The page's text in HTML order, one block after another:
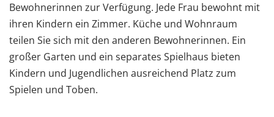
Bewohnerinnen zur Verfügung. Jede Frau bewohnt mit
ihren Kindern ein Zimmer. Küche und Wohnraum
teilen Sie sich mit den anderen Bewohnerinnen. Ein
großer Garten und ein separates Spielhaus bieten
Kindern und Jugendlichen ausreichend Platz zum
Spielen und Toben.